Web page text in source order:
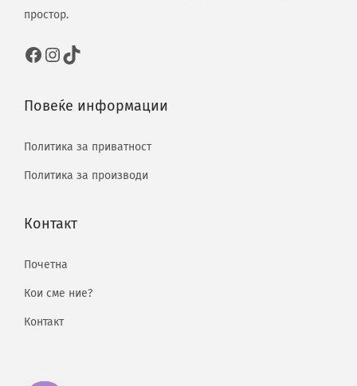
простор.
Повеќе информации
Политика за приватност
Политика за производи
Контакт
Почетна
Кои сме ние?
Контакт